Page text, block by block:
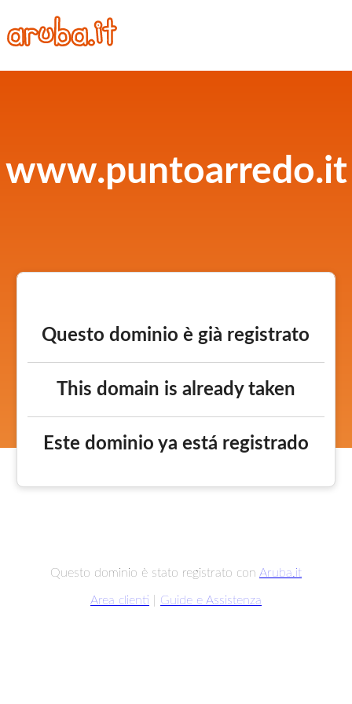
www.puntoarredo.it
Questo dominio è già registrato
This domain is already taken
Este dominio ya está registrado
Questo dominio è stato registrato con Aruba.it
Area clienti Guide e Assistenza